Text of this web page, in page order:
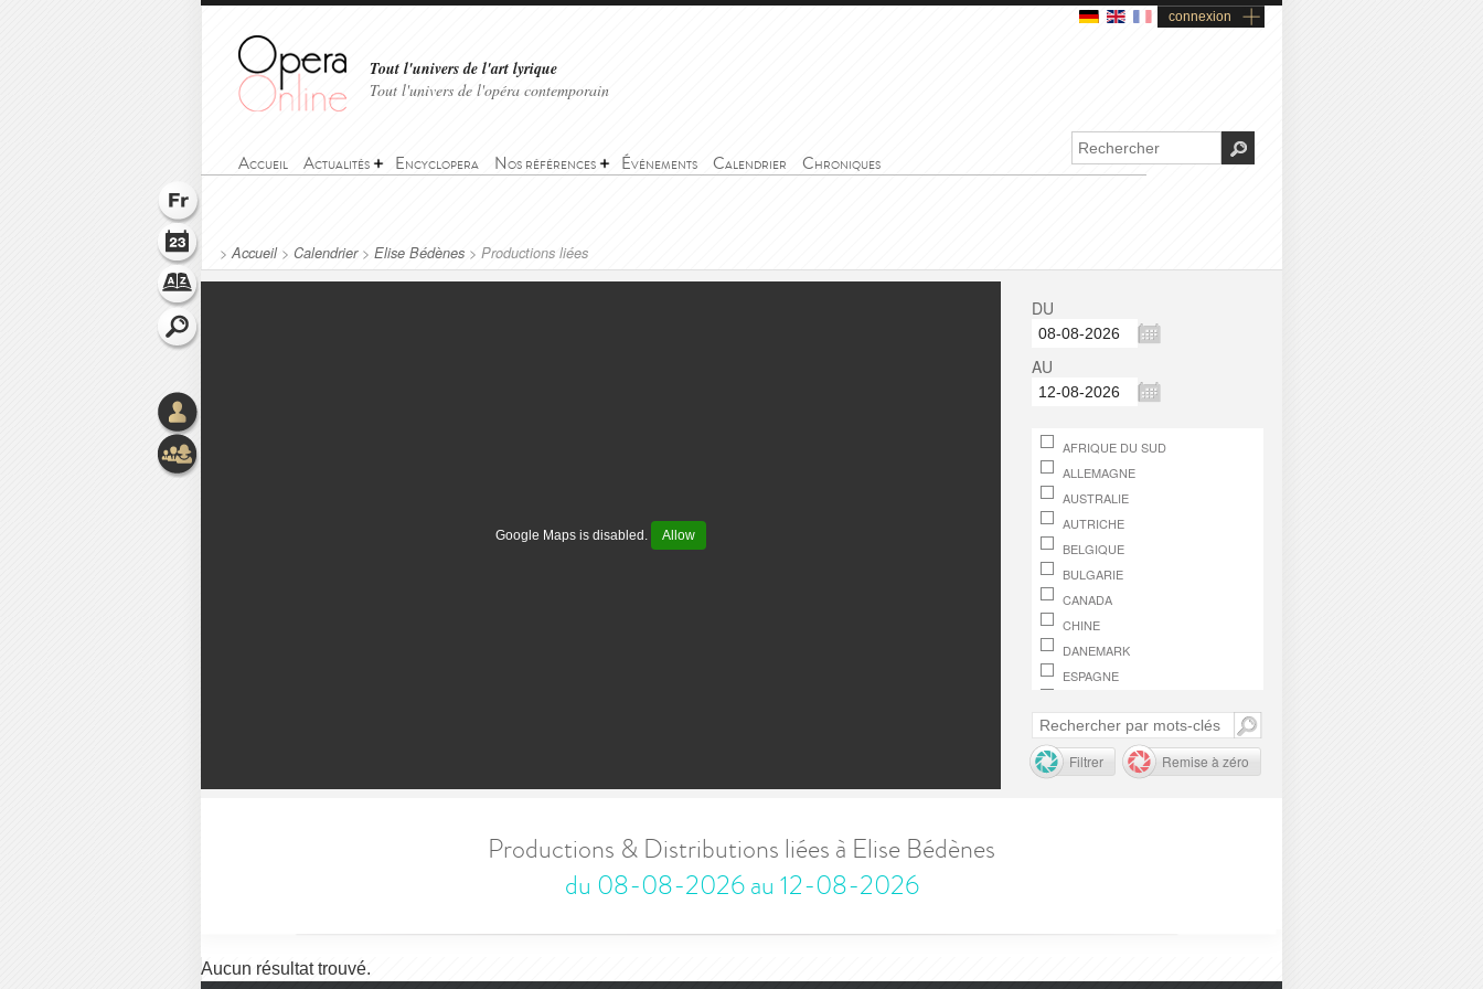
connexion
Tout l'univers de l'art lyrique
Tout l'univers de l'opéra contemporain
Accueil Actualités Encyclopera Nos références Événements Calendrier Chroniques
>Accueil> Calendrier> Elise Bédènes > Productions liées
Google Maps is disabled. Allow
DU
AU
AFRIQUE DU SUD
ALLEMAGNE
AUSTRALIE
AUTRICHE
BELGIQUE
BULGARIE
CANADA
CHINE
DANEMARK
ESPAGNE
FRANCE
GRÈCE
HONGRIE
OMAN
Filtrer Remise à zéro
Productions & Distributions liées à Elise Bédènes
du 08-08-2026 au 12-08-2026
Aucun résultat trouvé.